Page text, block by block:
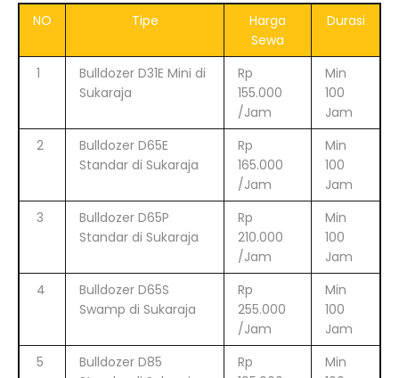
NO Tipe
Harga
Sewa
Durasi
1
Bulldozer D31E Mini di
Sukaraja
Rp
155.000
/Jam
Min
100
Jam
2
Bulldozer D65E
Standar di Sukaraja
Rp
165.000
/Jam
Min
100
Jam
3
Bulldozer D65P
Standar di Sukaraja
Rp
210.000
/Jam
Min
100
Jam
4
Bulldozer D65S
Swamp di Sukaraja
Rp
255.000
/Jam
Min
100
Jam
5
Bulldozer D85
Rp
Min